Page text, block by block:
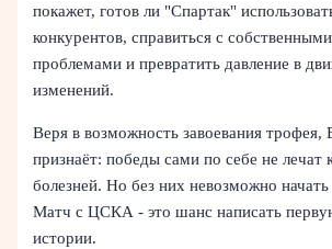
покажет, готов ли "Спартак"
конкурентов, справиться с
проблемами и превратить давление в
изменений.
Веря в возможность завоевания трофея,
признаёт: победы сами по себе не лечат
болезней. Но без них невозможно начать
Матч с ЦСКА - это шанс написать
истории.